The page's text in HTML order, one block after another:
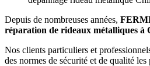
Depuis de nombreuses années,
réparation de rideaux métalliques à
Nos clients particuliers et
des normes de sécurité et de qualité